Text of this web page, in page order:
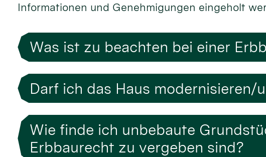
Informationen und Genehmigungen eingeholt
Was ist zu beachten bei einer
Darf ich das Haus modernisieren/
Wie finde ich unbebaute
Erbbaurecht zu vergeben sind?